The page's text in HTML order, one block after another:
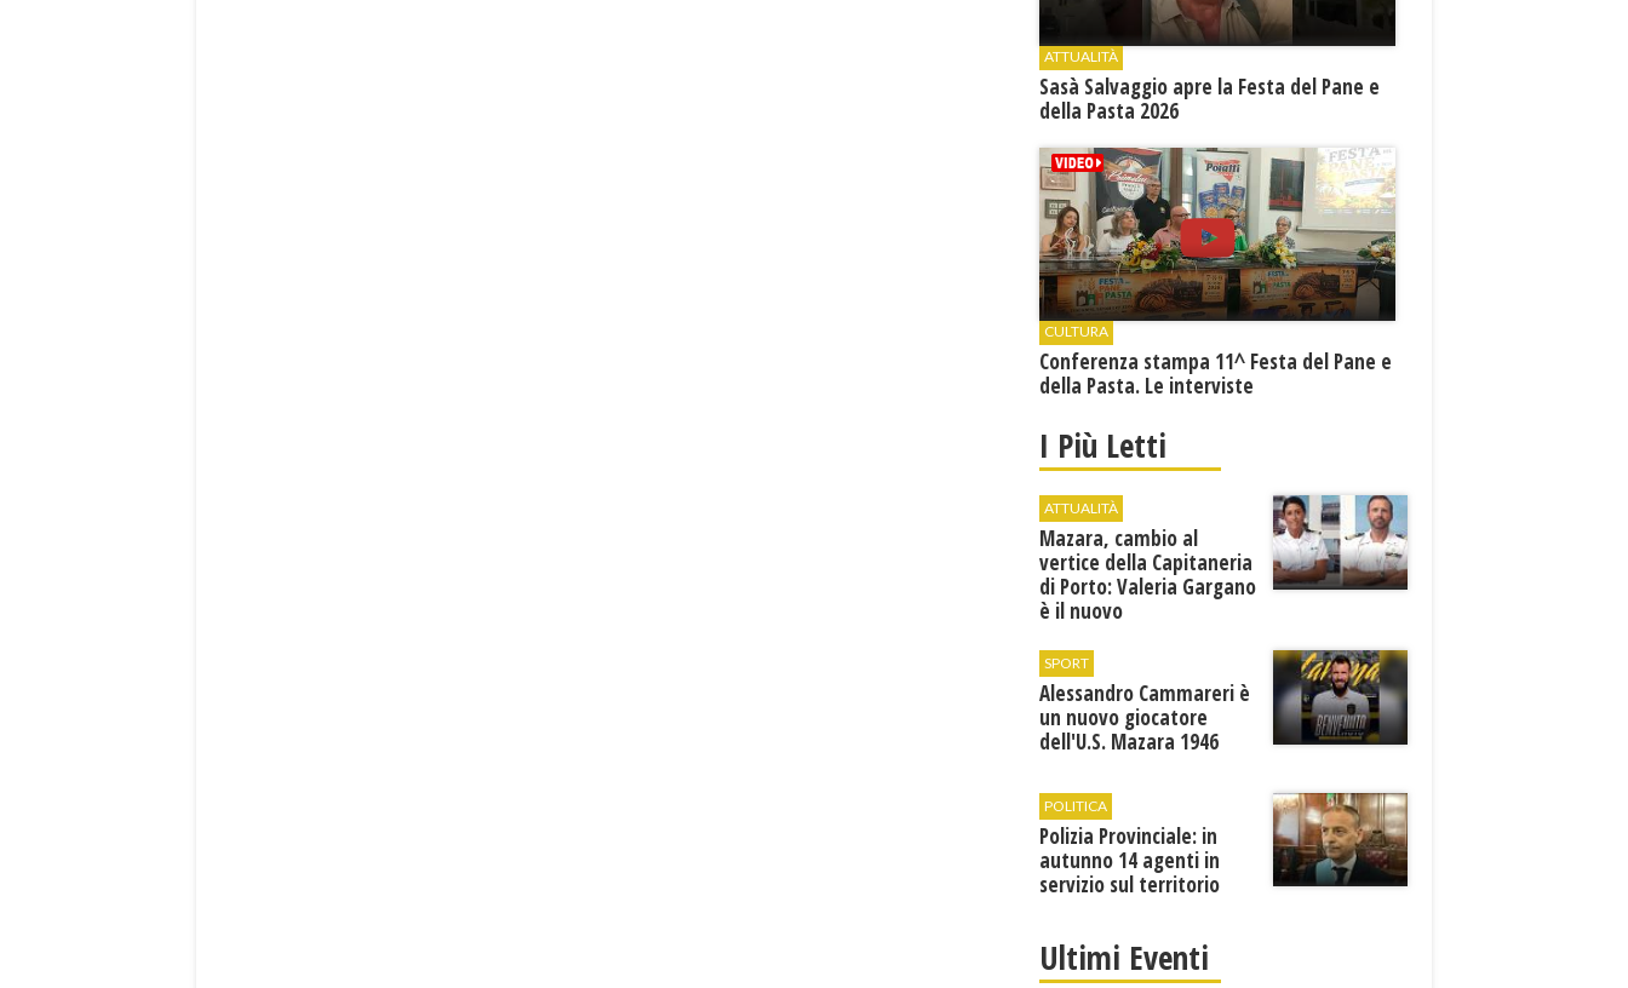
ATTUALITÀ
Sasà Salvaggio apre la Festa del Pane e
della Pasta 2026
CULTURA
Conferenza stampa 11^ Festa del Pane e
della Pasta. Le interviste
I Più Letti
ATTUALITÀ
Mazara, cambio al
vertice della Capitaneria
di Porto: Valeria Gargano
è il nuovo
SPORT
Alessandro Cammareri è
un nuovo giocatore
dell'U.S. Mazara 1946
POLITICA
Polizia Provinciale: in
autunno 14 agenti in
servizio sul territorio
Ultimi Eventi